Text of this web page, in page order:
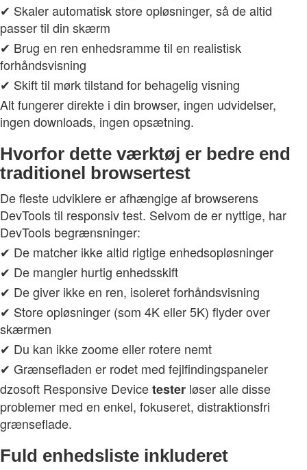
✔ Skaler automatisk store opløsninger, så de altid
passer til din skærm
✔ Brug en ren enhedsramme til en realistisk
forhåndsvisning
✔ Skift til mørk tilstand for behagelig visning
Alt fungerer direkte i din browser, ingen udvidelser,
ingen downloads, ingen opsætning.
Hvorfor dette værktøj er bedre end
traditionel browsertest
De fleste udviklere er afhængige af browserens
DevTools til responsiv test. Selvom de er nyttige, har
DevTools begrænsninger:
✔ De matcher ikke altid rigtige enhedsopløsninger
✔ De mangler hurtig enhedsskift
✔ De giver ikke en ren, isoleret forhåndsvisning
✔ Store opløsninger (som 4K eller 5K) flyder over
skærmen
✔ Du kan ikke zoome eller rotere nemt
✔ Grænsefladen er rodet med fejlfindingspaneler
dzosoft Responsive Devicetester løser alle disse
problemer med en enkel, fokuseret, distraktionsfri
grænseflade.
Fuld enhedsliste inkluderet